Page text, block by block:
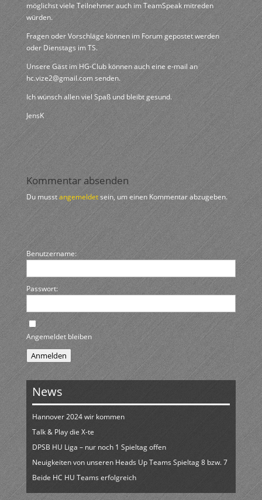
möglichst viele Teilnehmer auch im TeamSpeak mitreden
würden.
Fragen oder Vorschläge können im Forum gepostet werden
oder Dienstags im TS.
Unsere Gäst im HG-Club können auch eine e-mail an
hc.vize2@gmail.com senden.
Ich wünsch allen viel Spaß und bleibt gesund.
JensK
Kommentar absenden
Du musstangemeldetsein, um einen Kommentar abzugeben.
Benutzername:
Passwort:
Angemeldet bleiben
Anmelden
News
Hannover 2024 wir kommen
Talk & Play die X-te
DPSB HU Liga – nur noch 1 Spieltag offen
Neuigkeiten von unseren Heads Up Teams Spieltag 8 bzw. 7
Beide HC HU Teams erfolgreich